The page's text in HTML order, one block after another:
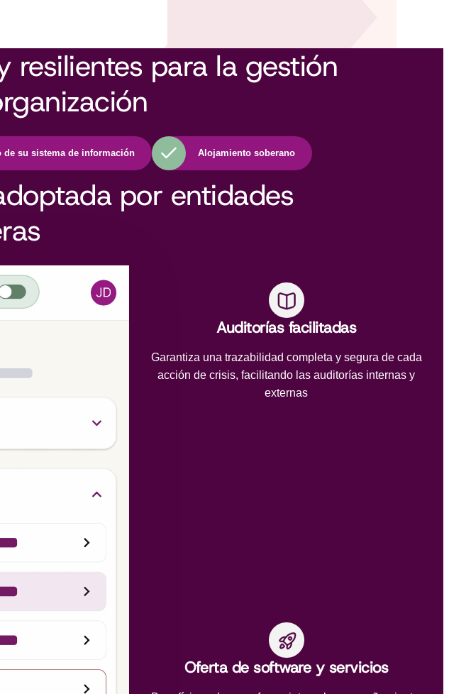
resilientes para la gestión
de su sistema de información Alojamiento soberano
por entidades
Auditorías facilitadas
Garantiza una trazabilidad completa y segura de cada
acción de crisis, facilitando las auditorías internas y
externas
Oferta de software y servicios